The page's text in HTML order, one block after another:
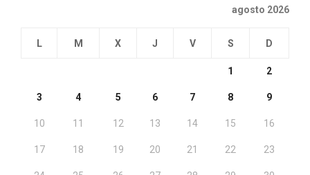
agosto 2026
L M X J V S D
1 2
3 4 5 6 7 8 9
10 11 12 13 14 15 16
17 18 19 20 21 22 23